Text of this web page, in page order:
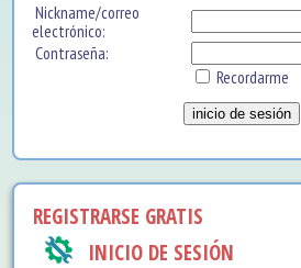
Nickname/correo
electrónico:
Contraseña:
Recordarme
REGISTRARSE GRATIS
INICIO DE SESIÓN